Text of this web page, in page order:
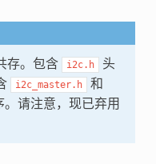
存。包含 i2c.h
头
i2c_master.h 和
请注意，现已弃用